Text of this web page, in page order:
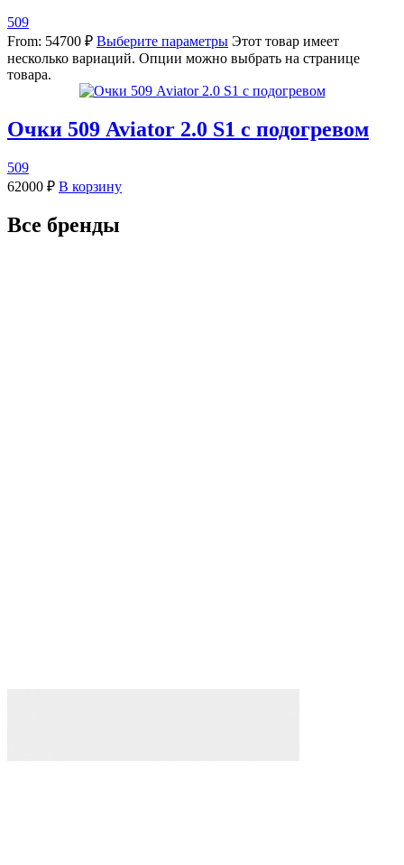
509
From: 54700 ₽ Выберите параметры Этот товар имеет
несколько вариаций. Опции можно выбрать на странице
товара.
Очки 509 Aviator 2.0 S1 с подогревом
509
62000 ₽ В корзину
Все бренды